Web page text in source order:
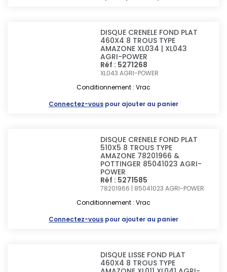
DISQUE CRENELE FOND PLAT
460X4 8 TROUS TYPE
AMAZONE XL034 | XL043
AGRI-POWER
Réf : 5271268
XL043AGRI-POWER
Conditionnement : Vrac
Connectez-vous pour ajouter au panier
DISQUE CRENELE FOND PLAT
510X5 8 TROUS TYPE
AMAZONE 78201966 &
POTTINGER 85041023 AGRI-
POWER
Réf : 5271585
78201966 | 85041023AGRI-POWER
Conditionnement : Vrac
Connectez-vous pour ajouter au panier
DISQUE LISSE FOND PLAT
460X4 8 TROUS TYPE